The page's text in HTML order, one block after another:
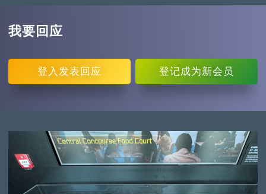
我要回应
登入 发表回应 登记成为新会员